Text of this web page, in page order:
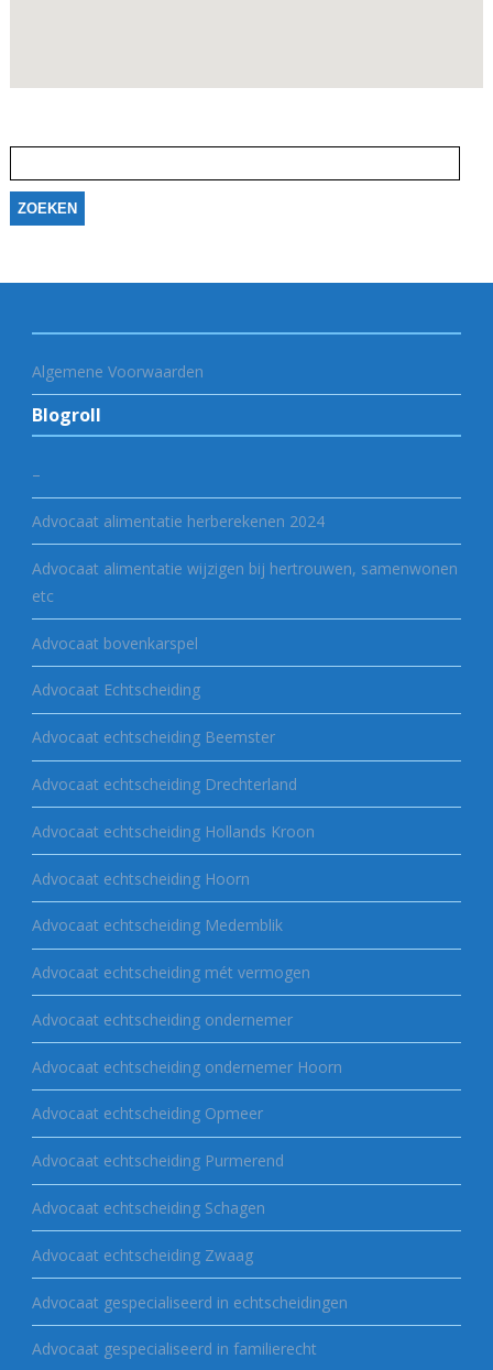
naar:
Algemene Voorwaarden
Blogroll
–
Advocaat alimentatie herberekenen 2024
Advocaat alimentatie wijzigen bij hertrouwen, samenwonen
etc
Advocaat bovenkarspel
Advocaat Echtscheiding
Advocaat echtscheiding Beemster
Advocaat echtscheiding Drechterland
Advocaat echtscheiding Hollands Kroon
Advocaat echtscheiding Hoorn
Advocaat echtscheiding Medemblik
Advocaat echtscheiding mét vermogen
Advocaat echtscheiding ondernemer
Advocaat echtscheiding ondernemer Hoorn
Advocaat echtscheiding Opmeer
Advocaat echtscheiding Purmerend
Advocaat echtscheiding Schagen
Advocaat echtscheiding Zwaag
Advocaat gespecialiseerd in echtscheidingen
Advocaat gespecialiseerd in familierecht